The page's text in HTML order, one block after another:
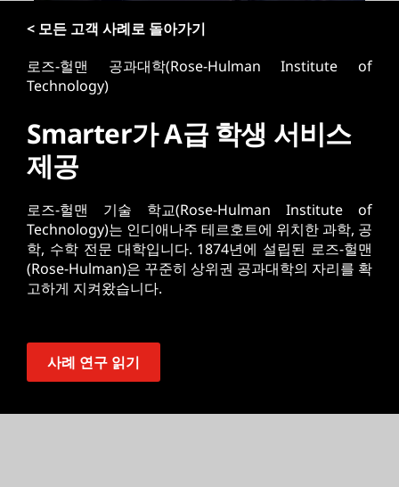
< 모든 고객 사례로 돌아가기
로즈-헐맨 공과대학(Rose-Hulman Institute of
Technology)
Smarter가 A급 학생 서비스
제공
로즈-헐맨 기술 학교(Rose-Hulman Institute of
Technology)는 인디애나주 테르호트에 위치한 과학, 공
학, 수학 전문 대학입니다. 1874년에 설립된 로즈-헐맨
(Rose-Hulman)은 꾸준히 상위권 공과대학의 자리를 확
고하게 지켜왔습니다.
사례 연구 읽기